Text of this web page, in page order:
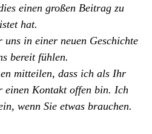
einen großen Beitrag zu
hat.
in einer neuen Geschichte
bereit fühlen.
mitteilen, dass ich als Ihr
einen Kontakt offen bin. Ich
wenn Sie etwas brauchen.